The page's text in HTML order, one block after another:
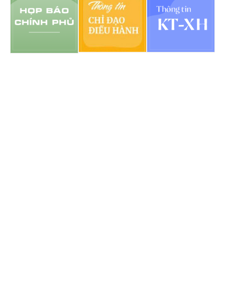
07/08/2026
Chính phủ thực hiện Nghị quyết số
20-NQ/TW ngày 28 tháng 7 năm 2026
của Hội nghị lần thứ ba, Ban Chấp
hành Trung ương Đảng khóa XIV về
xây dựng và phát triển Việt Nam trở